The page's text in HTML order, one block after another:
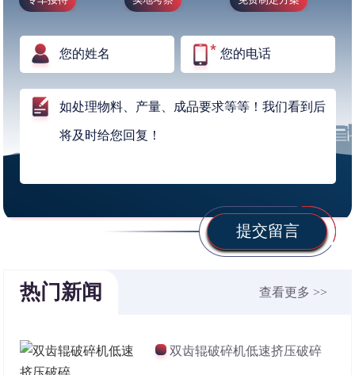
提交留言
热门新闻 查看更多 >>
双齿辊破碎机低速挤压破碎